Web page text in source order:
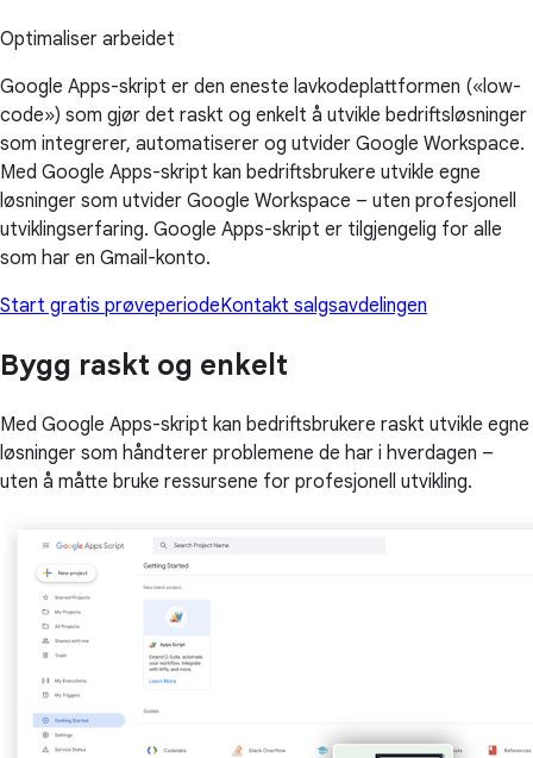
Optimaliser arbeidet
Google Apps-skript er den eneste lavkodeplattformen («low-
code») som gjør det raskt og enkelt å utvikle bedriftsløsninger
som integrerer, automatiserer og utvider Google Workspace.
Med Google Apps-skript kan bedriftsbrukere utvikle egne
løsninger som utvider Google Workspace – uten profesjonell
utviklingserfaring. Google Apps-skript er tilgjengelig for alle
som har en Gmail-konto.
Start gratis prøveperiodeKontakt salgsavdelingen
Bygg raskt og enkelt
Med Google Apps-skript kan bedriftsbrukere raskt utvikle egne
løsninger som håndterer problemene de har i hverdagen –
uten å måtte bruke ressursene for profesjonell utvikling.